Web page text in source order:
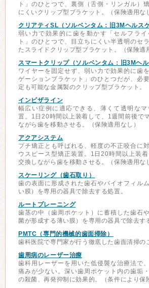
ト」のひとつで、裏側（舌側・リンガル）
にくいクリップ型ブラケット。（保険適用な
クリアティSL（ソルベンタム：旧3Mヘルスケ
弱い力で効果的に歯を動かす「セルフライ
ト」のひとつで、目立ちにくい半透明のセ
たスライドクリップ型ブラケット。（保険適
スマートクリップ（ソルベンタム：旧3Mヘル
ワイヤーを固定せず、弱い力で効果的に歯
ゲーションブラケット」のひとつだが、必
定も可能な金属製のクリップ型ブラケット。
インビザライン
幅広い症例に適応できる、薄くて透明な
置。1日20時間以上装着して、1週間前後で
ながら歯を移動させる。（保険適用なし）
アクアシステム
プチ矯正とも呼ばれる、軽度の不正咬合に
ウスピース型矯正装置。1日20時間以上装
交換しながら歯を移動させる。（保険適用な
スケーリング（歯石取り）
歯の表面に形成された歯石やバイオフィル
い膜）を専用の器具で除去する処置。
ルートプレーニング
歯茎の中（歯周ポケット）に蓄積した歯石
菌が形成する薄い膜）を専用の器具で除去す
PMTC（専門的機械的歯面掃除）
歯科医院で専門家が行う徹底した歯面清掃の
歯周病のレーザー治療
歯科用レーザーを用いた低侵襲な治療法で
痛みが少ない。深い歯周ポケット内の歯垢
の殺菌、再発抑制に効果的。（条件により保